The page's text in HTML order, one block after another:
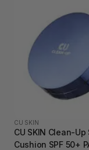
CU SKIN
CU SKIN Clean-
Cushion SPF 50+